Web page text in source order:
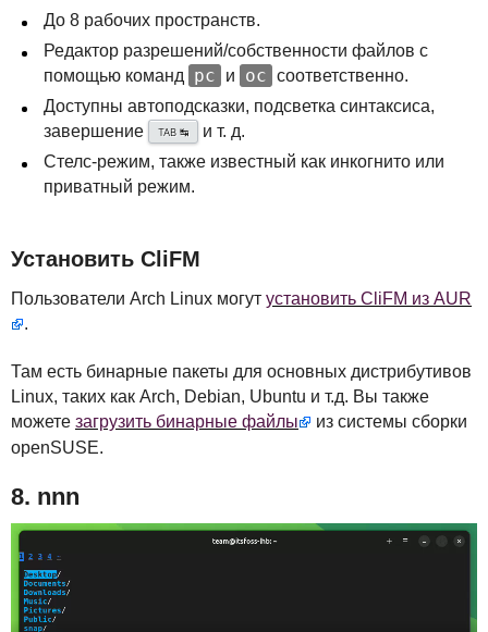
До 8 рабочих пространств.
Редактор разрешений/собственности файлов с
помощью команд
pc и oc соответственно.
Доступны автоподсказки, подсветка синтаксиса,
завершение
TAB ↹
и т. д.
Стелс-режим, также известный как инкогнито или
приватный режим.
Установить CliFM
Пользователи Arch Linux могут установить CliFM из AUR
.
Там есть бинарные пакеты для основных дистрибутивов
Linux, таких как Arch, Debian, Ubuntu и т.д. Вы также
можете загрузить бинарные файлы
из системы сборки
openSUSE.
8. nnn